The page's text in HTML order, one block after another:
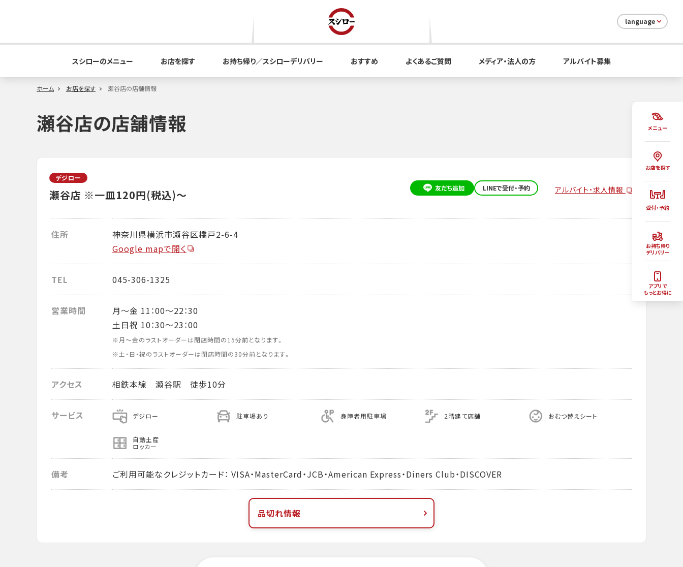
メニュー
お店を探す
受付・予約
お持ち帰り
デリバリー
アプリで
もっとお得に
language
スシローのメニュー お店を探す お持ち帰り／スシローデリバリー おすすめ よくあるご質問 メディア・法人の方 アルバイト募集
ホーム お店を探す 瀬谷店の店舗情報
瀬谷店の店舗情報
デジロー
瀬谷店 ※一皿120円(税込)～ 友だち追加 LINEで受付・予約 アルバイト・求人情報
住所
神奈川県横浜市瀬谷区橋戸2-6-4
Google mapで開く
TEL 045-306-1325
営業時間
月～金 11：00～22：30
土日祝 10：30～23：00
※月～金のラストオーダーは閉店時間の15分前となります。
※土・日・祝のラストオーダーは閉店時間の30分前となります。
アクセス 相鉄本線 瀬谷駅 徒歩10分
サービス デジロー 駐車場あり 身障者用駐車場 2階建て店舗 おむつ替えシート
自動土産
ロッカー
備考 ご利用可能なクレジットカード： VISA・MasterCard・JCB・American Express・Diners Club・DISCOVER
品切れ情報